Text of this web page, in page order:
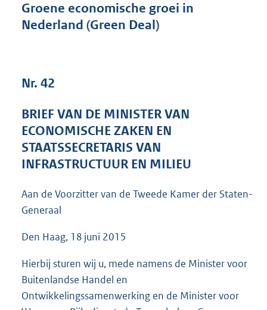
s
g
:
1
4
K
Groene economische groei in
Nederland (Green Deal)
Nr. 42
BRIEF VAN DE MINISTER VAN
ECONOMISCHE ZAKEN EN
STAATSSECRETARIS VAN
INFRASTRUCTUUR EN MILIEU
Aan de Voorzitter van de Tweede Kamer der Staten-
Generaal
Den Haag, 18 juni 2015
Hierbij sturen wij u, mede namens de Minister voor
Buitenlandse Handel en
Ontwikkelingssamenwerking en de Minister voor